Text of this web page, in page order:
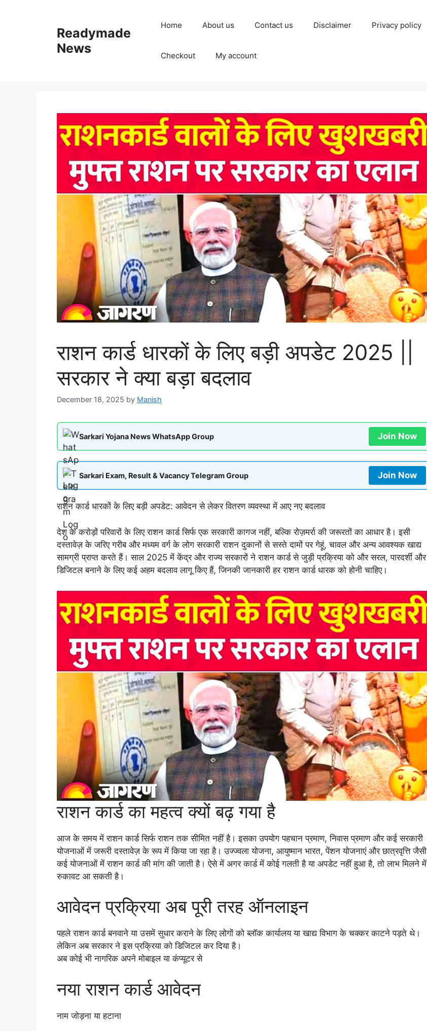
Readymade
News
Home About us Contact us Disclaimer Privacy policy
Checkout My account
राशन कार्ड धारकों के लिए बड़ी अपडेट 2025 ||
सरकार ने क्या बड़ा बदलाव
December 18, 2025 by Manish
Sarkari Yojana News WhatsApp Group Join Now
Sarkari Exam, Result & Vacancy Telegram Group Join Now
राशन कार्ड धारकों के लिए बड़ी अपडेट: आवेदन से लेकर वितरण व्यवस्था में आए नए बदलाव
देश के करोड़ों परिवारों के लिए राशन कार्ड सिर्फ एक सरकारी कागज नहीं, बल्कि रोज़मर्रा की जरूरतों का आधार है। इसी
दस्तावेज़ के जरिए गरीब और मध्यम वर्ग के लोग सरकारी राशन दुकानों से सस्ते दामों पर गेहूं, चावल और अन्य आवश्यक खाद्य
सामग्री प्राप्त करते हैं। साल 2025 में केंद्र और राज्य सरकारों ने राशन कार्ड से जुड़ी प्रक्रिया को और सरल, पारदर्शी और
डिजिटल बनाने के लिए कई अहम बदलाव लागू किए हैं, जिनकी जानकारी हर राशन कार्ड धारक को होनी चाहिए।
राशन कार्ड का महत्व क्यों बढ़ गया है
आज के समय में राशन कार्ड सिर्फ राशन तक सीमित नहीं है। इसका उपयोग पहचान प्रमाण, निवास प्रमाण और कई सरकारी
योजनाओं में जरूरी दस्तावेज़ के रूप में किया जा रहा है। उज्ज्वला योजना, आयुष्मान भारत, पेंशन योजनाएं और छात्रवृत्ति जैसी
कई योजनाओं में राशन कार्ड की मांग की जाती है। ऐसे में अगर कार्ड में कोई गलती है या अपडेट नहीं हुआ है, तो लाभ मिलने में
रुकावट आ सकती है।
आवेदन प्रक्रिया अब पूरी तरह ऑनलाइन
पहले राशन कार्ड बनवाने या उसमें सुधार कराने के लिए लोगों को ब्लॉक कार्यालय या खाद्य विभाग के चक्कर काटने पड़ते थे।
लेकिन अब सरकार ने इस प्रक्रिया को डिजिटल कर दिया है।
अब कोई भी नागरिक अपने मोबाइल या कंप्यूटर से
नया राशन कार्ड आवेदन
नाम जोड़ना या हटाना